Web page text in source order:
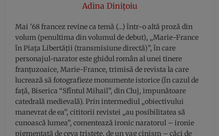
Adina Dinițoiu
Mai ’68 francez revine ca temă (…) într-o altă proză din
volum (penultima din volumul de debut), „Marie-France
în Piaţa Libertăţii (transmisiune directă)”, în care
personajul-narator este ghidul român al unei tinere
franţuzoaice, Marie-France, trimisă de revista la care
lucrează să fotografieze monumente istorice (în cazul de
faţă, Biserica “Sfîntul Mihail”, din Cluj, impunătoare
catedrală medievală). Prin intermediul „obiectivului
manevrat de ea”, cititorii revistei „au posibilitatea să
cunoască lumea”, comentează ironic naratorul – ironie
pigmentată de ceva tristeţe, de un vag cinism – căci de